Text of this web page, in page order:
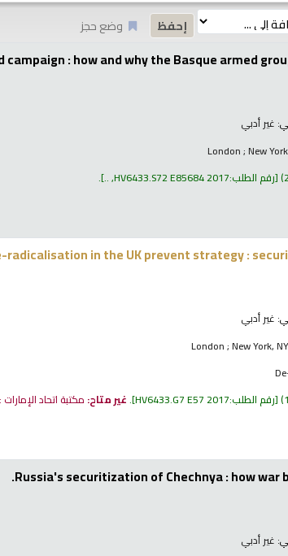
وضع حجز
campaign : how and why the Basque armed
غير أدبي
London ; New
رقم الطلب:HV6433.S72 E85684 2017, ..
.
radicalisation in the UK prevent strategy :
غير أدبي
London ; New York,
رقم الطلب:HV6433.G7 E57 2017
.غير متاح: مكتبة اتحاد
Russia's securitization of Chechnya : how
غير أدبي